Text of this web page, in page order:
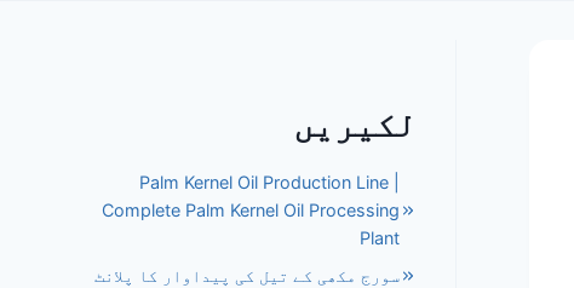
لکیریں
Palm Kernel Oil Production Line |
Complete Palm Kernel Oil Processing
Plant
سورج مکھی کے تیل کی پیداوار کا پلانٹ